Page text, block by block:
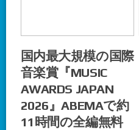
国内最大規模の国際
音楽賞『MUSIC
AWARDS JAPAN
2026』ABEMAで約
11時間の全編無料